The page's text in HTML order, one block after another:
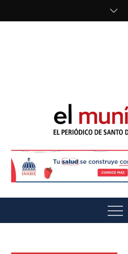
El Munícipe
Menu